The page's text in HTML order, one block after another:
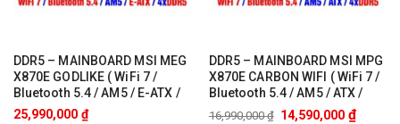
DDR5 – MAINBOARD MSI MEG
X870E GODLIKE ( WiFi 7 /
Bluetooth 5.4 / AM5 / E-ATX /
4xDDR5 )
25,990,000 ₫
DDR5 – MAINBOARD MSI MPG
X870E CARBON WIFI ( WiFi 7 /
Bluetooth 5.4 / AM5 / ATX /
4xDDR5 )
16,990,000₫ 14,590,000 ₫